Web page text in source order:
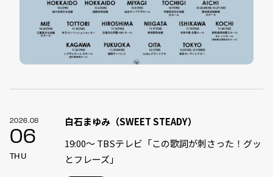
2026.08
06
THU
白石まゆみ（SWEET STEADY）
19:00〜 TBSテレビ「この歌詞が刺さった！グッ
とフレーズ」